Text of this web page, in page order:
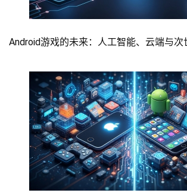
Android游戏的未来：人工智能、云端与次